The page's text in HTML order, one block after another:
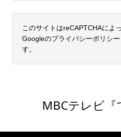
このサイトはreCAPTCHAによ
Googleのプライバシーポリシー
す。
MBCテレビ『